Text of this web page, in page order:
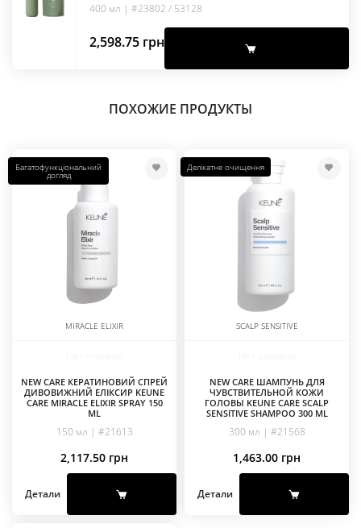
400 мл | #23802 / 53128
2,598.75 грн
ПОХОЖИЕ ПРОДУКТЫ
Багатофункціональний
догляд
MIRACLE ELIXIR
NEW CARE КЕРАТИНОВИЙ СПРЕЙ
ДИВОВИЖНИЙ ЕЛІКСИР KEUNE
CARE MIRACLE ELIXIR SPRAY 150
ML
150 мл | #21613
2,117.50 грн
Детали
Делікатне очищення
SCALP SENSITIVE
NEW CARE ШАМПУНЬ ДЛЯ
ЧУВСТВИТЕЛЬНОЙ КОЖИ
ГОЛОВЫ KEUNE CARE SCALP
SENSITIVE SHAMPOO 300 ML
300 мл | #21568
1,463.00 грн
Детали